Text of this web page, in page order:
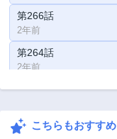
第266話
2年前
第264話
2年前
第262話
第260話
こちらもおすすめ